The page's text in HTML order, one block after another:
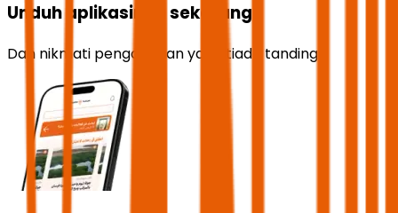
Unduh aplikasinya sekarang
Dan nikmati pengalaman yang tiada tanding!